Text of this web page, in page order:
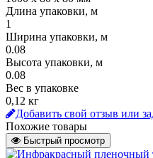
Длина упаковки, м
1
Ширина упаковки, м
0.08
Высота упаковки, м
0.08
Вес в упаковке
0,12 кг
Добавить свой отзыв или
Похожие товары
Быстрый просмотр